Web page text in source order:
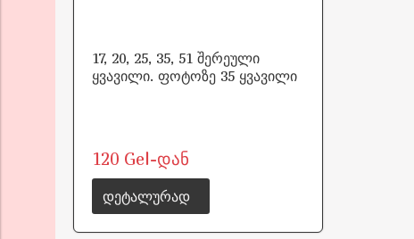
17, 20, 25, 35, 51 შერეული
ყვავილი. ფოტოზე 35 ყვავილი
120 Gel-დან
დეტალურად